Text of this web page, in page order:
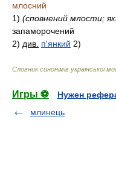
млосний
1) (сповнений млости;
запаморочений
2) див. п'янкий 2)
Словник синонімів української
Игры ⚽
Нужен
млинець